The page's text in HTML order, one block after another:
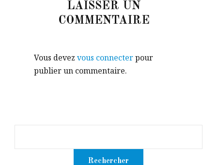
LAISSER UN
COMMENTAIRE
Vous devez vous connecterpour
publier un commentaire.